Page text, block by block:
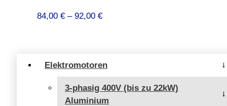
Elektromotoren
3-phasig 400V (bis zu 22kW)
Aluminium
84,00 € – 92,00 €Preisspanne: